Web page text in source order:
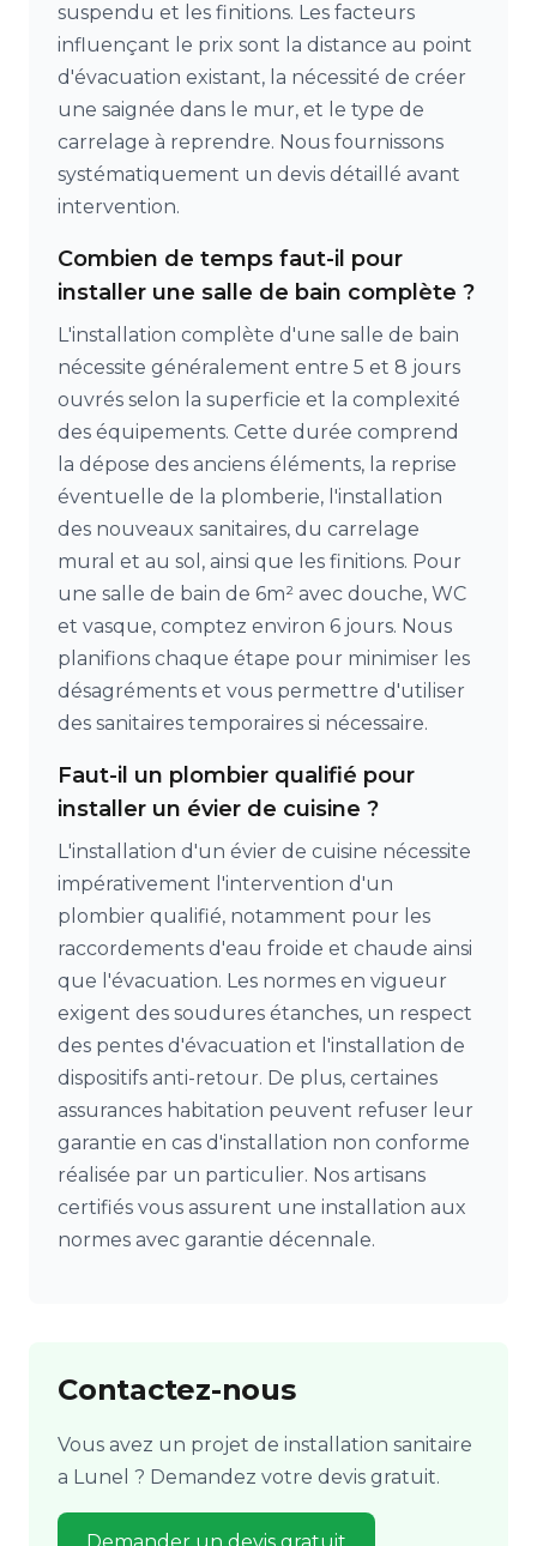
suspendu et les finitions. Les facteurs
influençant le prix sont la distance au point
d'évacuation existant, la nécessité de créer
une saignée dans le mur, et le type de
carrelage à reprendre. Nous fournissons
systématiquement un devis détaillé avant
intervention.
Combien de temps faut-il pour
installer une salle de bain complète ?
L'installation complète d'une salle de bain
nécessite généralement entre 5 et 8 jours
ouvrés selon la superficie et la complexité
des équipements. Cette durée comprend
la dépose des anciens éléments, la reprise
éventuelle de la plomberie, l'installation
des nouveaux sanitaires, du carrelage
mural et au sol, ainsi que les finitions. Pour
une salle de bain de 6m² avec douche, WC
et vasque, comptez environ 6 jours. Nous
planifions chaque étape pour minimiser les
désagréments et vous permettre d'utiliser
des sanitaires temporaires si nécessaire.
Faut-il un plombier qualifié pour
installer un évier de cuisine ?
L'installation d'un évier de cuisine nécessite
impérativement l'intervention d'un
plombier qualifié, notamment pour les
raccordements d'eau froide et chaude ainsi
que l'évacuation. Les normes en vigueur
exigent des soudures étanches, un respect
des pentes d'évacuation et l'installation de
dispositifs anti-retour. De plus, certaines
assurances habitation peuvent refuser leur
garantie en cas d'installation non conforme
réalisée par un particulier. Nos artisans
certifiés vous assurent une installation aux
normes avec garantie décennale.
Contactez-nous
Vous avez un projet de installation sanitaire
a Lunel ? Demandez votre devis gratuit.